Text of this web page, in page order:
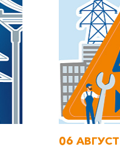
+7-800-700-
Заказать
Частным
06